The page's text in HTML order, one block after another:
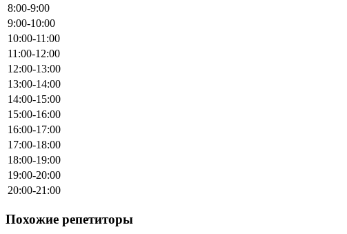
8:00-9:00
9:00-10:00
10:00-11:00
11:00-12:00
12:00-13:00
13:00-14:00
14:00-15:00
15:00-16:00
16:00-17:00
17:00-18:00
18:00-19:00
19:00-20:00
20:00-21:00
Похожие репетиторы